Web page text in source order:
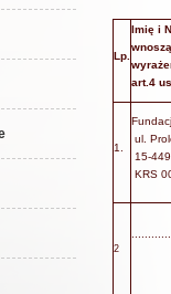
Lp.
Imię i
art.4
1.
ul.
15-
KRS
2